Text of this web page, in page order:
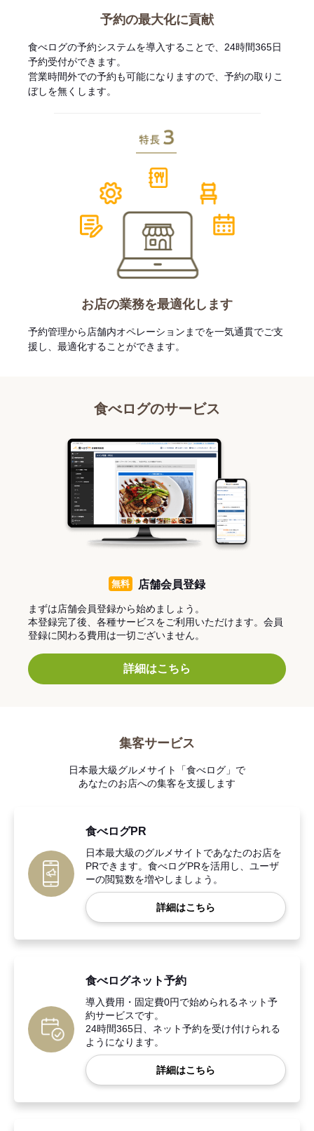
予約の最大化に貢献
食べログの予約システムを導入することで、24時間365日
予約受付ができます。
営業時間外での予約も可能になりますので、予約の取りこ
ぼしを無くします。
お店の業務を最適化します
予約管理から店舗内オペレーションまでを一気通貫でご支
援し、最適化することができます。
食べログのサービス
無料 店舗会員登録
まずは店舗会員登録から始めましょう。
本登録完了後、各種サービスをご利用いただけます。会員
登録に関わる費用は一切ございません。
詳細はこちら
集客サービス
日本最大級グルメサイト「食べログ」で
あなたのお店への集客を支援します
食べログPR
日本最大級のグルメサイトであなたのお店を
PRできます。食べログPRを活用し、ユーザ
ーの閲覧数を増やしましょう。
詳細はこちら
食べログネット予約
導入費用・固定費0円で始められるネット予
約サービスです。
24時間365日、ネット予約を受け付けられる
ようになります。
詳細はこちら